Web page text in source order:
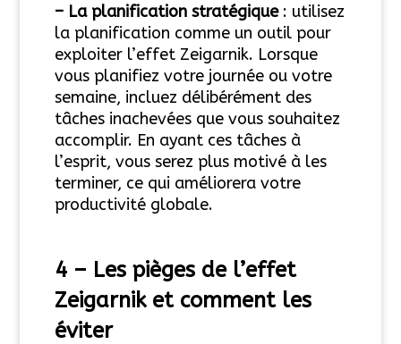
– La planification stratégique: utilisez
la planification comme un outil pour
exploiter l’effet Zeigarnik. Lorsque
vous planifiez votre journée ou votre
semaine, incluez délibérément des
tâches inachevées que vous souhaitez
accomplir. En ayant ces tâches à
l’esprit, vous serez plus motivé à les
terminer, ce qui améliorera votre
productivité globale.
4 – Les pièges de l’effet
Zeigarnik et comment les
éviter